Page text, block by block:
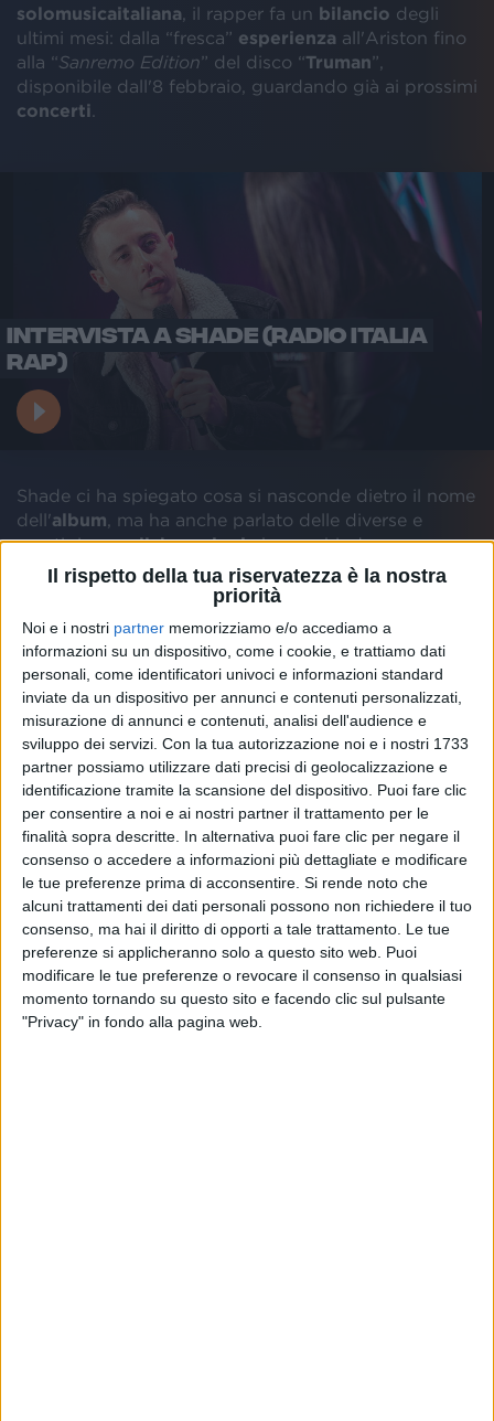
Il rispetto della tua riservatezza è la nostra
priorità
Noi e i nostri partner memorizziamo e/o accediamo a
informazioni su un dispositivo, come i cookie, e trattiamo dati
personali, come identificatori univoci e informazioni standard
inviate da un dispositivo per annunci e contenuti personalizzati,
misurazione di annunci e contenuti, analisi dell'audience e
sviluppo dei servizi. Con la tua autorizzazione noi e i nostri 1733
partner possiamo utilizzare dati precisi di geolocalizzazione e
identificazione tramite la scansione del dispositivo. Puoi fare clic
per consentire a noi e ai nostri partner il trattamento per le
finalità sopra descritte. In alternativa puoi fare clic per negare il
consenso o accedere a informazioni più dettagliate e modificare
le tue preferenze prima di acconsentire. Si rende noto che
alcuni trattamenti dei dati personali possono non richiedere il tuo
consenso, ma hai il diritto di opporti a tale trattamento. Le tue
preferenze si applicheranno solo a questo sito web. Puoi
modificare le tue preferenze o revocare il consenso in qualsiasi
momento tornando su questo sito e facendo clic sul pulsante
"Privacy" in fondo alla pagina web.
solomusicaitaliana , il rapper fa un bilancio degli
ultimi mesi: dalla “fresca” esperienza all'Ariston fino
alla “Sanremo Edition” del disco “Truman”,
disponibile dall'8 febbraio, guardando già ai prossimi
concerti
INTERVISTA A SHADE (RADIO ITALIA
RAP)
Shade ci ha spiegato cosa si nasconde dietro il nome
dell'album , ma ha anche parlato delle diverse e
prestigiosecollaborazioniche racchiude, come
quella conJ-Axe conNitro. Non manca,
ovviamente, nemmeno quella con la “
Sanremo e nel
cliccatissimo
duetto del 2017
Irraggiungibile